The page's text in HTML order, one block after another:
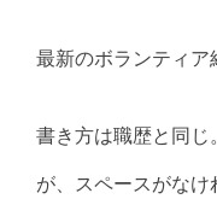
最新のボランティア
書き方は職歴と同じ
が、スペースがな